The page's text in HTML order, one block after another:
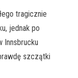
tragicznie
jednak po
Innsbrucku
szczątki